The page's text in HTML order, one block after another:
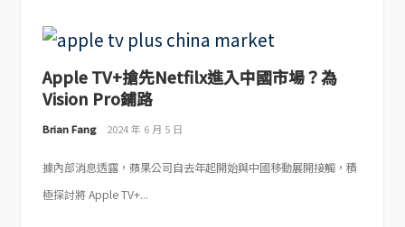
Apple TV+搶先Netfilx進入中國市場？為
Vision Pro鋪路
Brian Fang 2024 年 6 月 5 日
據內部消息透露，蘋果公司自去年起開始與中國移動展開接觸，積
極探討將 Apple TV+...